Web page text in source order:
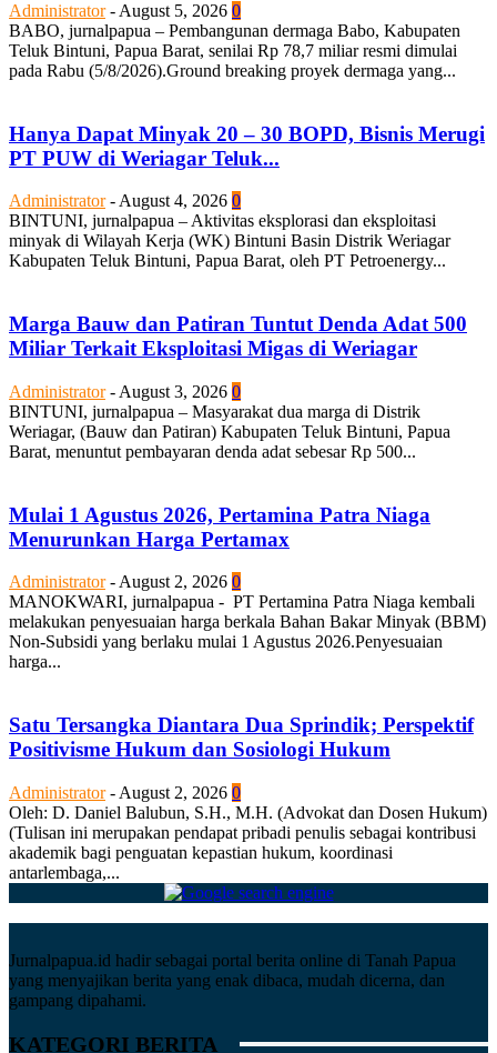
Administrator - August 5, 2026 0
BABO, jurnalpapua – Pembangunan dermaga Babo, Kabupaten
Teluk Bintuni, Papua Barat, senilai Rp 78,7 miliar resmi dimulai
pada Rabu (5/8/2026).Ground breaking proyek dermaga yang...
Hanya Dapat Minyak 20 – 30 BOPD, Bisnis Merugi
PT PUW di Weriagar Teluk...
Administrator -August 4, 2026 0
BINTUNI, jurnalpapua – Aktivitas eksplorasi dan eksploitasi
minyak di Wilayah Kerja (WK) Bintuni Basin Distrik Weriagar
Kabupaten Teluk Bintuni, Papua Barat, oleh PT Petroenergy...
Marga Bauw dan Patiran Tuntut Denda Adat 500
Miliar Terkait Eksploitasi Migas di Weriagar
Administrator - August 3, 2026 0
BINTUNI, jurnalpapua – Masyarakat dua marga di Distrik
Weriagar, (Bauw dan Patiran) Kabupaten Teluk Bintuni, Papua
Barat, menuntut pembayaran denda adat sebesar Rp 500...
Mulai 1 Agustus 2026, Pertamina Patra Niaga
Menurunkan Harga Pertamax
Administrator - August 2, 2026 0
MANOKWARI, jurnalpapua - PT Pertamina Patra Niaga kembali
melakukan penyesuaian harga berkala Bahan Bakar Minyak (BBM)
Non-Subsidi yang berlaku mulai 1 Agustus 2026.Penyesuaian
harga...
Satu Tersangka Diantara Dua Sprindik; Perspektif
Positivisme Hukum dan Sosiologi Hukum
Administrator - August 2, 2026 0
Oleh: D. Daniel Balubun, S.H., M.H. (Advokat dan Dosen Hukum)
(Tulisan ini merupakan pendapat pribadi penulis sebagai kontribusi
akademik bagi penguatan kepastian hukum, koordinasi
antarlembaga,...
Jurnalpapua.id hadir sebagai portal berita online di Tanah Papua
yang menyajikan berita yang enak dibaca, mudah dicerna, dan
gampang dipahami.
KATEGORI BERITA